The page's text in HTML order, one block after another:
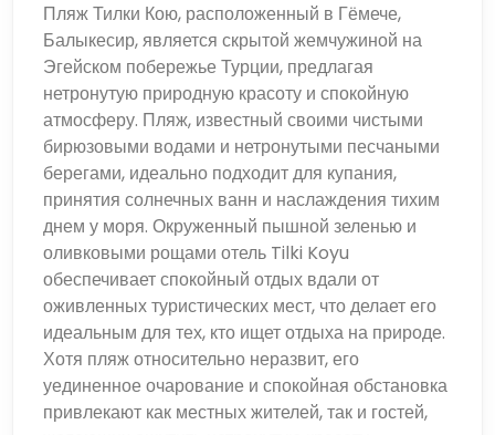
Пляж Тилки Кою, расположенный в Гёмече,
Балыкесир, является скрытой жемчужиной на
Эгейском побережье Турции, предлагая
нетронутую природную красоту и спокойную
атмосферу. Пляж, известный своими чистыми
бирюзовыми водами и нетронутыми песчаными
берегами, идеально подходит для купания,
принятия солнечных ванн и наслаждения тихим
днем ​​у моря. Окруженный пышной зеленью и
оливковыми рощами отель Tilki Koyu
обеспечивает спокойный отдых вдали от
оживленных туристических мест, что делает его
идеальным для тех, кто ищет отдыха на природе.
Хотя пляж относительно неразвит, его
уединенное очарование и спокойная обстановка
привлекают как местных жителей, так и гостей,